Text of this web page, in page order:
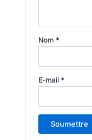
Nom *
E-mail *